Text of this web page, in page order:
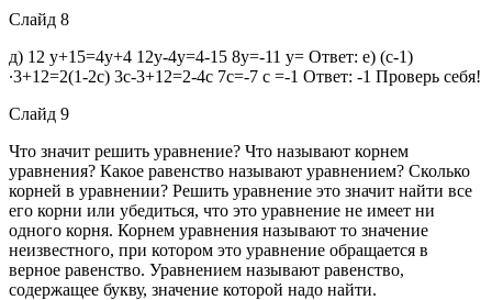
Слайд 8
д) 12 y+15=4y+4 12y-4y=4-15 8y=-11 y= Ответ: е) (c-1)
∙3+12=2(1-2c) 3c-3+12=2-4c 7c=-7 c =-1 Ответ: -1 Проверь себя!
Слайд 9
Что значит решить уравнение? Что называют корнем
уравнения? Какое равенство называют уравнением? Сколько
корней в уравнении? Решить уравнение это значит найти все
его корни или убедиться, что это уравнение не имеет ни
одного корня. Корнем уравнения называют то значение
неизвестного, при котором это уравнение обращается в
верное равенство. Уравнением называют равенство,
содержащее букву, значение которой надо найти.